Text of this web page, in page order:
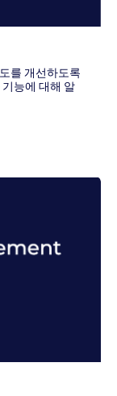
를 개선하도록
능에 대해 알